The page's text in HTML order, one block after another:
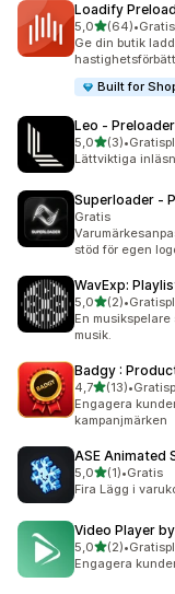
Loadify
5,0av 5 stjärnor
(64)
64 recensioner
•
Ge din butik
Built for
Leo ‑
5,0av 5 stjärnor
(3)
3 recensioner
•
Lättviktiga
Superloader ‑
Gratis
stöd för egen
WavExp:
5,0av 5 stjärnor
(2)
2 recensioner
•
En
musik.
Badgy :
4,7av 5 stjärnor
(13)
13 recensioner
•
Engagera
kampanjmärken
ASE Animated
5,0av 5 stjärnor
(1)
1 recensioner
•Gratis
Fira Lägg i
Video Player
5,0av 5 stjärnor
(2)
2 recensioner
•
Engagera